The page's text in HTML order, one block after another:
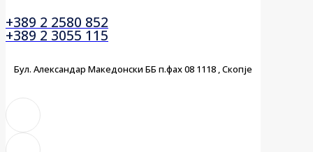
+389 2 2580 852
+389 2 3055 115
Бул. Александар Македонски ББ п.фах 08 1118 , Скопје